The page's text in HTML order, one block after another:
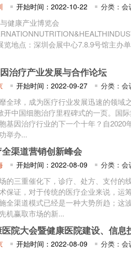
开始时间：2022-10-22 分类：会
健康产业博览会
览地点：深圳会展中心7.8.9号馆主办
治疗产业发展与合作论坛
开始时间：2022-09-27 分类：会
全球，成为医疗行业发展迅速的领域
开中国细胞治疗里程碑式的一页。国
基因治疗行业的下一个十年？自2020
举办...
渠道营销创新峰会
开始时间：2022-08-09 分类：会
的三重催化下，诊疗、处方、支付的
保证，对于传统的医疗企业来说，运
全渠道模式已经是一种大势所趋；这
机赢取市场的新...
院大会暨健康医院建设、信息
开始时间：2022-08-09 分类：会